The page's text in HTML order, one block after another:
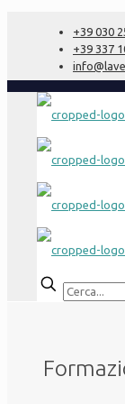
+39 030
+39 337